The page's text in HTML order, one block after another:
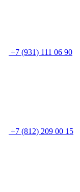
+7 (931) 111 06 90
+7 (812) 209 00 15